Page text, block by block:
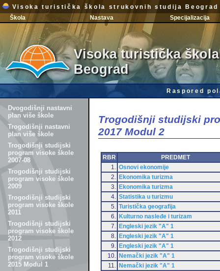
Visoka turistička škola strukovnih studija Beograd
Škola
Nastava Specijalizacija
Visoka turistička
Beograd
Raspored
Dvogodišnji nastavni
plan više škole
Trogodišnji nastavni
plan više škole
Trogodišnji studijski
program visoke škole
2007-08
Trogodišnji studijski
program visoke škole
2009
Trogodišnji studijski
program visoke škole
2011
Trogodišnji studijski
program visoke škole
2012
Trogodišnji studijski
program visoke škole
2015 Modul 1
Trogodišnji studijski
2017 Modul 2
RBR
PREDMET
1.
Osnovi ekonomije
2.
Ekonomika turizma
3.
Ekonomika turizma
4.
Statistika u turizmu
5.
Turistička geografija
6.
Kulturno nasleđe i turizam
7.
Engleski jezik "A" 1
8.
Engleski jezik "A" 1
9.
Engleski jezik "A" 1
10.
Nemački jezik "A" 1
11.
Nemački jezik "A" 1